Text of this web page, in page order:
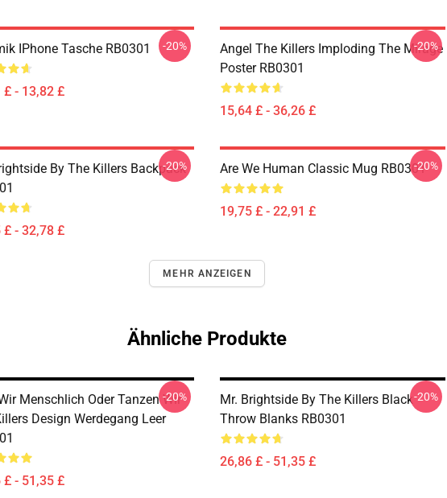
IPhone Tasche RB0301
£ - 13,82 £
-20%
Angel The Killers Imploding The Mirage
Poster RB0301
15,64 £ - 36,26 £
-20%
By The Killers Backpack
£ - 32,78 £
-20% Are We Human Classic Mug RB0301
19,75 £ - 22,91 £
-20%
MEHR ANZEIGEN
Ähnliche Produkte
Menschlich Oder Tanzen Wir
Design Werdegang Leer
£ - 51,35 £
-20%
Mr. Brightside By The Killers Black
Throw Blanks RB0301
26,86 £ - 51,35 £
-20%